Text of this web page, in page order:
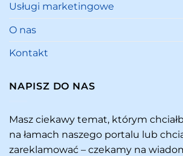
Usługi marketingowe
O nas
Kontakt
NAPISZ DO NAS
Masz ciekawy temat, którym
na łamach naszego portalu lub
zareklamować – czekamy na